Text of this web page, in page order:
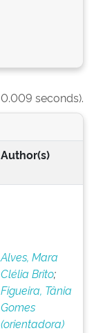
seconds).
Author(s)
Alves, Mara
Clélia Brito;
Figueira, Tânia
Gomes
(orientadora)